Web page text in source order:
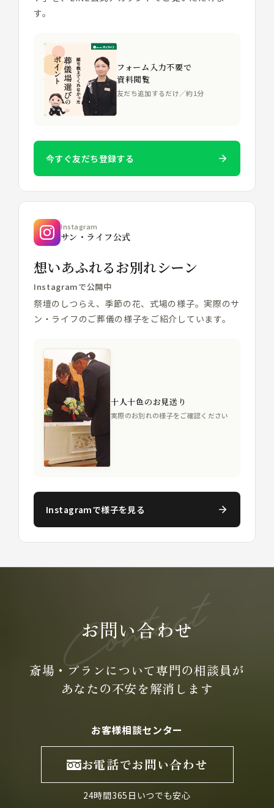
す。
フォーム入力不要で
資料閲覧
友だち追加するだけ／約1分
今すぐ友だち登録する
Instagram
サン・ライフ公式
想いあふれるお別れシーン
Instagramで公開中
祭壇のしつらえ、季節の花、式場の様子。実際のサ
ン・ライフのご葬儀の様子をご紹介しています。
十人十色のお見送り
実際のお別れの様子をご確認ください
Instagramで様子を見る
お問い合わせ
斎場・プランについて専門の相談員が
あなたの不安を解消します
お客様相談センター
お電話でお問い合わせ
24時間365日いつでも安心